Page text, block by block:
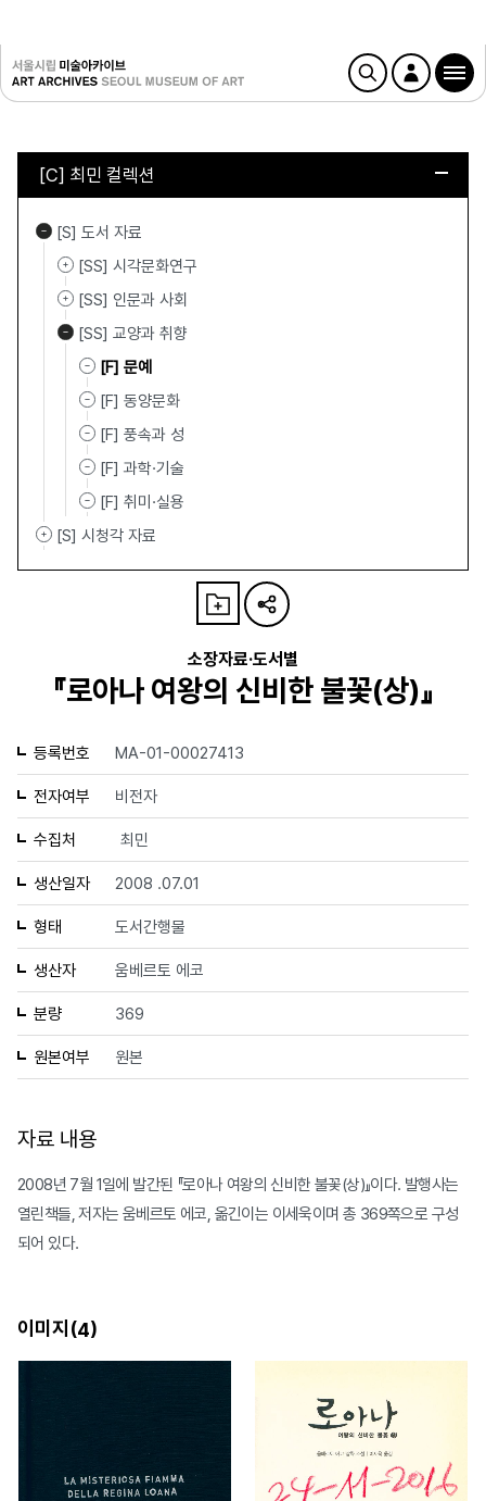
[C] 최민 컬렉션
[S] 도서 자료
[SS] 시각문화연구
[SS] 인문과 사회
[SS] 교양과 취향
[F] 문예
[F] 동양문화
[F] 풍속과 성
[F] 과학·기술
[F] 취미·실용
[S] 시청각 자료
소장자료·도서별
『로아나 여왕의 신비한 불꽃(상)』
등록번호 MA-01-00027413
전자여부 비전자
수집처 최민
생산일자 2008 .07.01
형태 도서간행물
생산자 움베르토 에코
분량 369
원본여부 원본
자료 내용
2008년 7월 1일에 발간된 『로아나 여왕의 신비한 불꽃(상)』이다. 발행사는
열린책들, 저자는 움베르토 에코, 옮긴이는 이세욱이며 총 369쪽으로 구성
되어 있다.
이미지(4)